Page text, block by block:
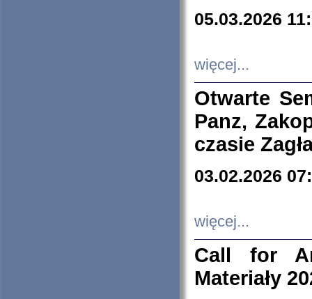
05.03.2026
więcej...
Otwarte
Panz,
czasie
03.02.2026
więcej...
Call for
Materiały